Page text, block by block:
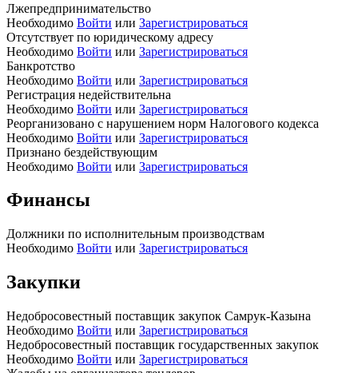
Лжепредпринимательство
Необходимо Войти или Зарегистрироваться
Отсутствует по юридическому адресу
Необходимо Войти или Зарегистрироваться
Банкротство
Необходимо Войти или Зарегистрироваться
Регистрация недействительна
Необходимо Войти или Зарегистрироваться
Реорганизовано с нарушением норм Налогового кодекса
Необходимо Войти или Зарегистрироваться
Признано бездействующим
Необходимо Войти или Зарегистрироваться
Финансы
Должники по исполнительным производствам
Необходимо Войти или Зарегистрироваться
Закупки
Недобросовестный поставщик закупок Самрук-Казына
Необходимо Войти или Зарегистрироваться
Недобросовестный поставщик государственных закупок
Необходимо Войти или Зарегистрироваться